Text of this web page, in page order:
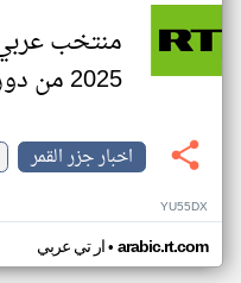
منتخب
2025 من دور المجموعات
اخبار جزر القمر
YU55DX
ار تي عربي• arabic.rt.com